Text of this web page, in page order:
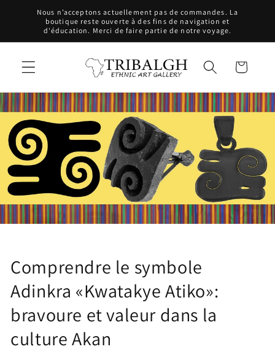
passer
contenu
Nous n’acceptons actuellement pas de commandes. La
boutique reste ouverte à des fins de navigation et
d'éducation. Merci de faire partie de notre voyage.
Panier
Comprendre le symbole
Adinkra «Kwatakye Atiko»:
bravoure et valeur dans la
culture Akan